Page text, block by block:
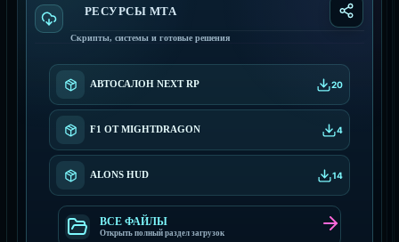
РЕСУРСЫ МТА
Скрипты, системы и готовые решения
АВТОСАЛОН NEXT RP 20
F1 ОТ MIGHTDRAGON 4
ALONS HUD 14
ВСЕ ФАЙЛЫ
Открыть полный раздел загрузок